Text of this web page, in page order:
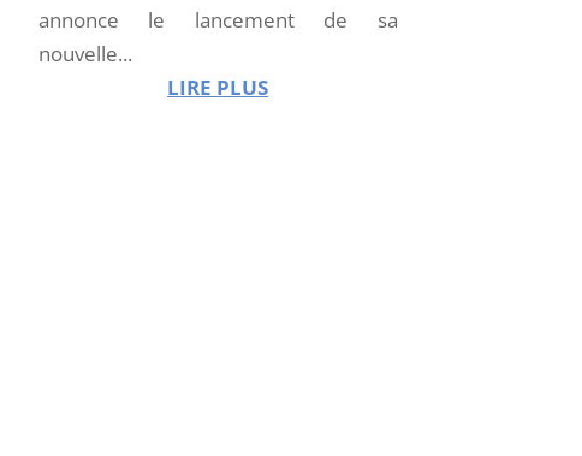
annonce le lancement de sa
nouvelle...
LIRE PLUS